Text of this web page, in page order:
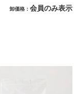
卸価格 会員のみ表示